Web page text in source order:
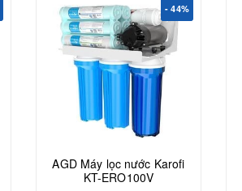
- 44%
AGD Máy lọc nước Karofi
KT-ERO100V